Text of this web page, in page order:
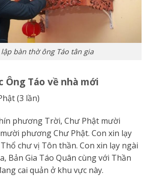
lập bàn thờ ông Táo tân gia
Ông Táo về nhà mới
(3 lần)
phương Trời, Chư Phật mười
phương Chư Phật. Con xin lạy
chư vị Tôn thần. Con xin lạy ngài
Bản Gia Táo Quân cùng với Thần
cai quản ở khu vực này.